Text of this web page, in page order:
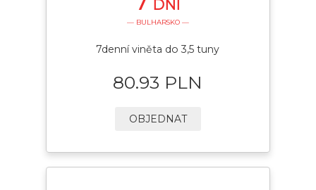
DNÍ
— BULHARSKO —
7denní viněta do 3,5 tuny
80.93 PLN
OBJEDNAT